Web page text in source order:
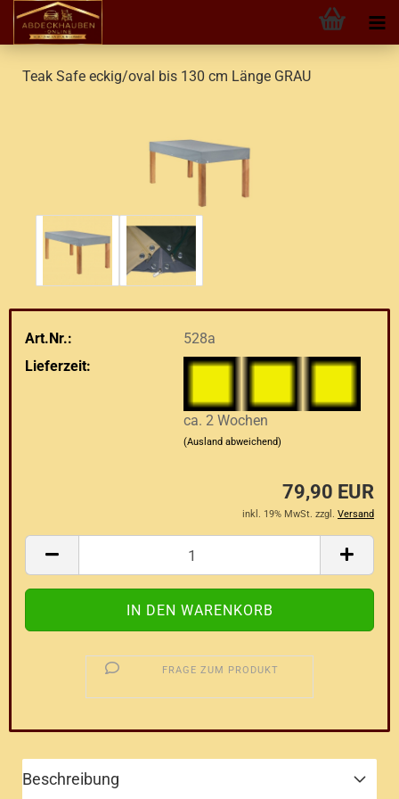
Teak Safe eckig/oval bis 130 cm Länge GRAU
Art.Nr.:
528a
Lieferzeit:
ca. 2 Wochen
(Ausland abweichend)
79,90 EUR
inkl. 19% MwSt. zzgl. Versand
FRAGE ZUM PRODUKT
Beschreibung